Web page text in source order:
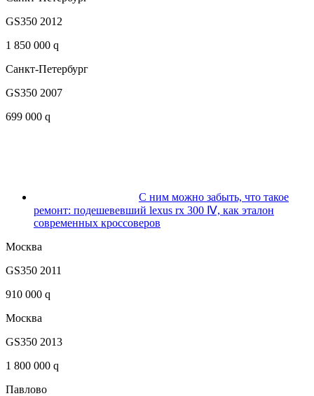
GS350 2012
1 850 000 q
Санкт-Петербург
GS350 2007
699 000 q
С ним можно забыть, что такое
ремонт: подешевевший lexus rx 300 Ⅳ, как эталон
современных кроссоверов
Москва
GS350 2011
910 000 q
Москва
GS350 2013
1 800 000 q
Павлово